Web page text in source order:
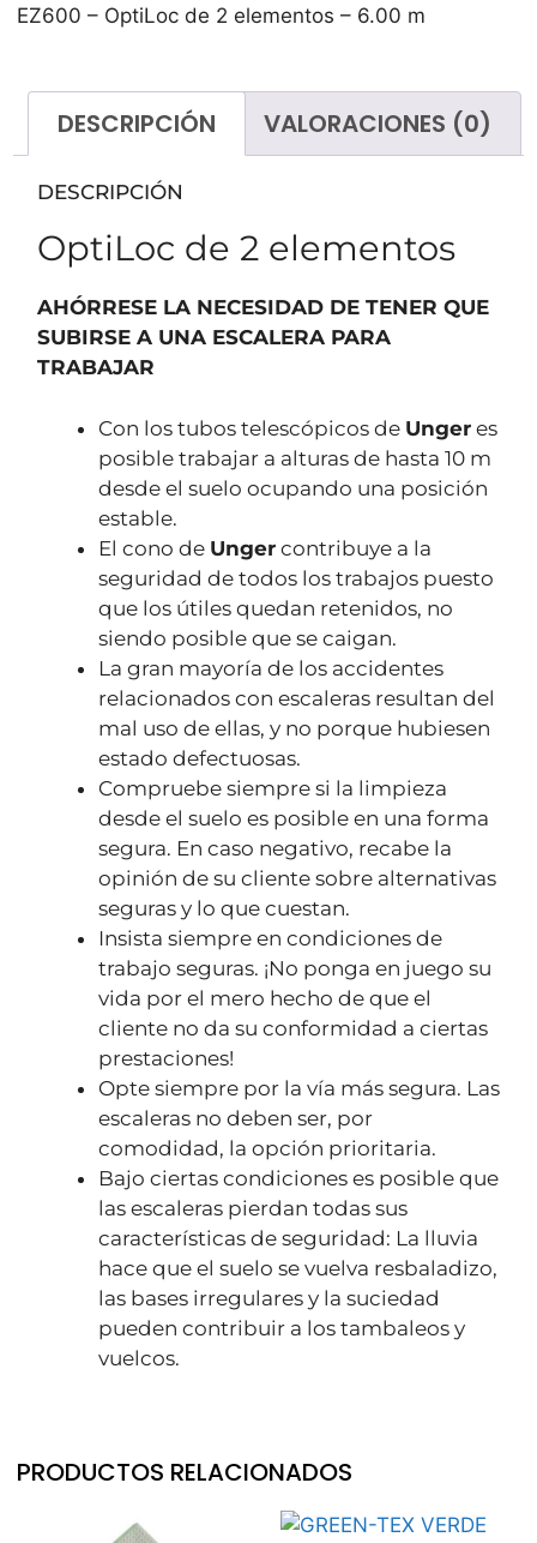
EZ600 – OptiLoc de 2 elementos – 6.00 m
DESCRIPCIÓN VALORACIONES (0)
DESCRIPCIÓN
OptiLoc de 2 elementos
AHÓRRESE LA NECESIDAD DE TENER QUE
SUBIRSE A UNA ESCALERA PARA
TRABAJAR
Con los tubos telescópicos de Unger es
posible trabajar a alturas de hasta 10 m
desde el suelo ocupando una posición
estable.
El cono de Unger contribuye a la
seguridad de todos los trabajos puesto
que los útiles quedan retenidos, no
siendo posible que se caigan.
La gran mayoría de los accidentes
relacionados con escaleras resultan del
mal uso de ellas, y no porque hubiesen
estado defectuosas.
Compruebe siempre si la limpieza
desde el suelo es posible en una forma
segura. En caso negativo, recabe la
opinión de su cliente sobre alternativas
seguras y lo que cuestan.
Insista siempre en condiciones de
trabajo seguras. ¡No ponga en juego su
vida por el mero hecho de que el
cliente no da su conformidad a ciertas
prestaciones!
Opte siempre por la vía más segura. Las
escaleras no deben ser, por
comodidad, la opción prioritaria.
Bajo ciertas condiciones es posible que
las escaleras pierdan todas sus
características de seguridad: La lluvia
hace que el suelo se vuelva resbaladizo,
las bases irregulares y la suciedad
pueden contribuir a los tambaleos y
vuelcos.
PRODUCTOS RELACIONADOS